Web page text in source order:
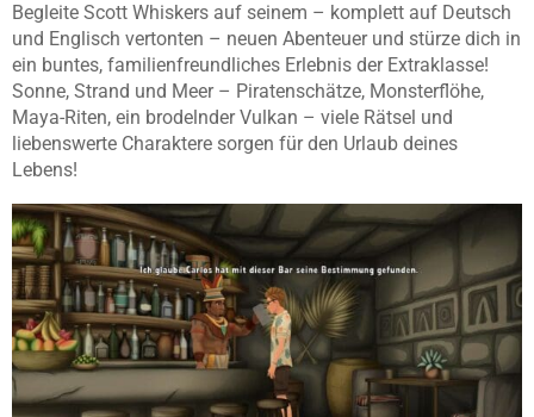
Begleite Scott Whiskers auf seinem – komplett auf Deutsch
und Englisch vertonten – neuen Abenteuer und stürze dich in
ein buntes, familienfreundliches Erlebnis der Extraklasse!
Sonne, Strand und Meer – Piratenschätze, Monsterflöhe,
Maya-Riten, ein brodelnder Vulkan – viele Rätsel und
liebenswerte Charaktere sorgen für den Urlaub deines
Lebens!